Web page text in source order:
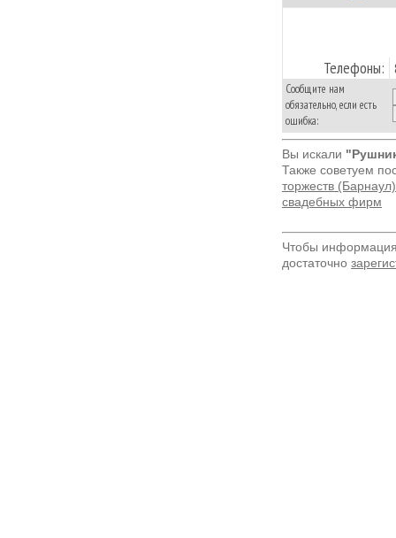
Телефоны:
Сообщите нам
обязательно, если есть
ошибка:
Вы искали
Также советуем
торжеств (Барнаул)
свадебных фирм
Чтобы
достаточно